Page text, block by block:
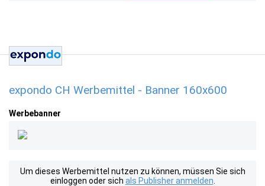
expondo CH Werbemittel - Banner 160x600
Werbebanner
Um dieses Werbemittel nutzen zu können, müssen Sie sich
einloggen oder sich als Publisher anmelden